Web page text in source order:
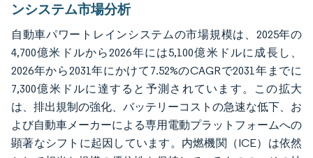
ンシステム市場分析
自動車パワートレインシステムの市場規模は、2025年の
4,700億米ドルから2026年には5,100億米ドルに成長し、
2026年から2031年にかけて7.52%のCAGRで2031年までに
7,300億米ドルに達すると予測されています。この拡大
は、排出規制の強化、バッテリーコストの急速な低下、お
よび自動車メーカーによる専用電動プラットフォームへの
顕著なシフトに起因しています。内燃機関（ICE）は依然